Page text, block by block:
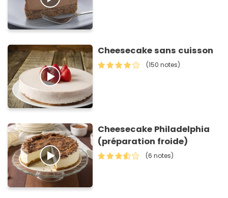
Cheesecake sans cuisson
(150 notes)
Cheesecake Philadelphia
(préparation froide)
(6 notes)